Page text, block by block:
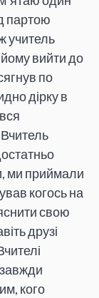
партою
учитель
вийти до
по
дірку в
ми приймали
когось на
свою
друзі
кого